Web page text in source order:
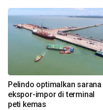
Pelindo optimalkan sarana
ekspor-impor di terminal
peti kemas